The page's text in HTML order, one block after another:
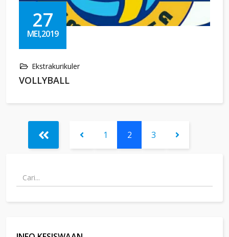
27
MEI,2019
Ekstrakurikuler
VOLLYBALL
1 2 3